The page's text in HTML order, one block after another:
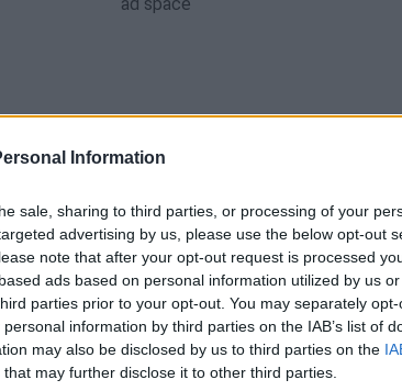
Information
sale, sharing to third parties, or processing of your
advertising by us, please use the below opt-out
note that after your opt-out request is processed
ads based on personal information utilized by us
parties prior to your opt-out. You may separately
information by third parties on the IAB’s list of
may also be disclosed by us to third parties on the
that may further disclose it to other third parties.
|05.08.2026 23:39
σε όλη την Ελλάδα για
«Τρωάδες» μετά την
στην Επίδαυρο από
θεατές
και σκηνοθεσία της